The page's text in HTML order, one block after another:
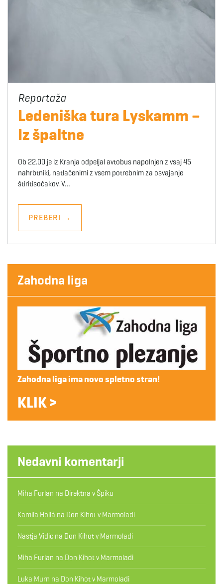
Ledeniška tura Lyskamm –
Iz špaltne
Ob 22.00 je iz Kranja odpeljal avtobus napolnjen z vsaj 45
nahrbtniki, natlačenimi z vsem potrebnim za osvajanje
štiritisočakov. V…
PREBERI →
Zahodna liga
Zahodna liga ima novo spletno stran!
KLIK >
Nedavni komentarji
Miha Furlan na Direktna v Špiku
Kamila Hollá na Don Kihot v Marmoladi
Nastja Vidic na Don Kihot v Marmoladi
Miha Furlan na Don Kihot v Marmoladi
Luka Murn na Don Kihot v Marmoladi